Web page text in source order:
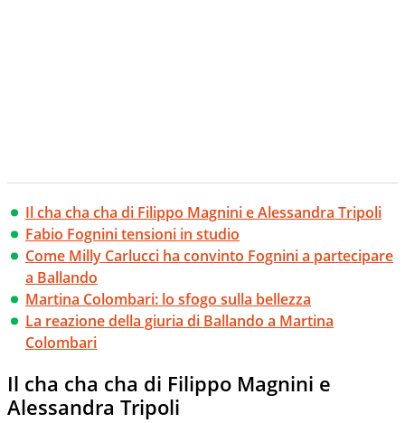
Il cha cha cha di Filippo Magnini e Alessandra Tripoli
Fabio Fognini tensioni in studio
Come Milly Carlucci ha convinto Fognini a partecipare
a Ballando
Martina Colombari: lo sfogo sulla bellezza
La reazione della giuria di Ballando a Martina
Colombari
Il cha cha cha di Filippo Magnini e
Alessandra Tripoli